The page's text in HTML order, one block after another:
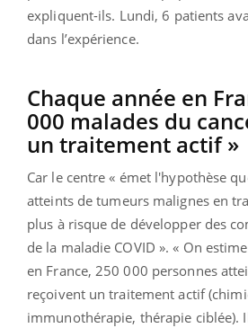
expliquent-ils. Lundi, 6 patients
dans l’expérience.
Chaque année en
000 malades du
un traitement actif »
Car le centre « émet l'hypothèse
atteints de tumeurs malignes en
plus à risque de développer des
de la maladie COVID ». « On
en France, 250 000 personnes
reçoivent un traitement actif
immunothérapie, thérapie ciblée).